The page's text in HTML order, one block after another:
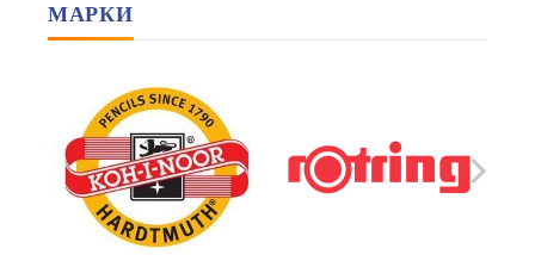
МАРКИ